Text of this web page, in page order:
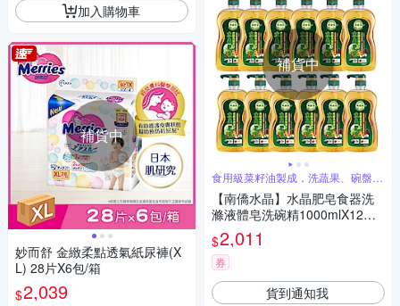
加入購物車
補貨中
妙而舒 金緻柔點透氣紙尿褲(X
L) 28片X6包/箱
$2,039
補貨中
食用級菜籽油製成，洗蔬果、碗盤都
安心
【南僑水晶】水晶肥皂食器洗
滌液體皂洗碗精1000mlX12瓶
(天然成分/環境友善)
$2,011
券
貨到通知我